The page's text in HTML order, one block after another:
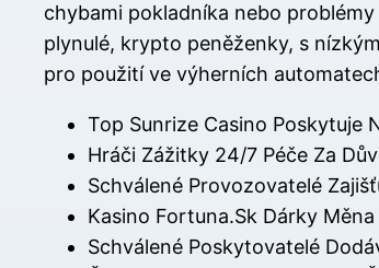
chybami pokladníka nebo
plynulé, krypto peněženky, s
pro použití ve výherních
Top Sunrize Casino Poskytuje
Hráči Zážitky 24/7 Péče Za
Schválené Provozovatelé
Kasino Fortuna.Sk Dárky
Schválené Poskytovatelé